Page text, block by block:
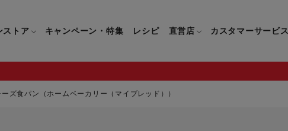
ストア キャンペーン・特集 レシピ 直営店 カスタマーサービス
ーズ食パン（ホームベーカリー（マイブレッド））